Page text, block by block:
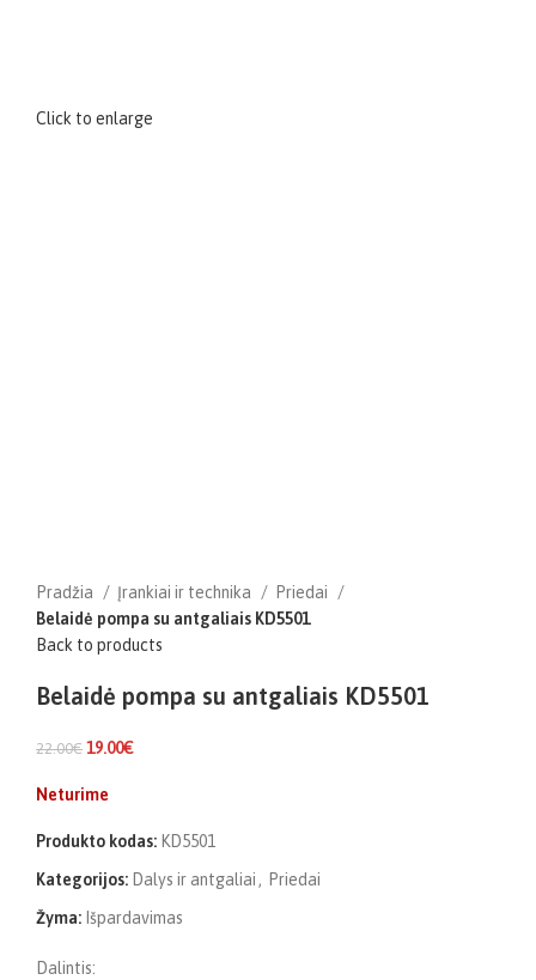
Click to enlarge
Pradžia Įrankiai ir technika
Priedai
Belaidė pompa su antgaliais KD5501
Back to products
Belaidė pompa su antgaliais KD5501
22.00€ 19.00€
Neturime
Produkto kodas: KD5501
Kategorijos: Dalys ir antgaliai, Priedai
Žyma: Išpardavimas
Dalintis: